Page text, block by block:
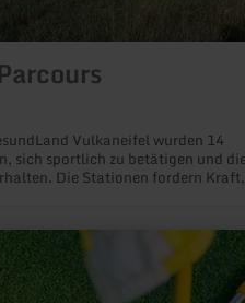
Vulkaneifel wurden 14
sich sportlich zu betätigen und
Die Stationen fordern Kraft,